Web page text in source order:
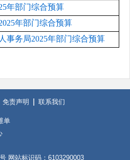
年部门综合预算
年部门综合预算
事务局2025年部门综合预算
免责声明 联系我们
单
网站标识码：6103290003